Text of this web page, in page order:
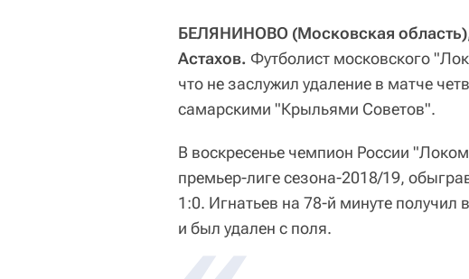
БЕЛЯНИНОВО (Московская
Астахов. Футболист московского
что не заслужил удаление в матче
самарскими "Крыльями Советов".
В воскресенье чемпион России
премьер-лиге сезона-2018/19,
1:0. Игнатьев на 78-й минуте
и был удален с поля.